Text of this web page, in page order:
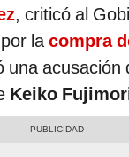
, criticó al
por lacompra
una acusación
Keiko